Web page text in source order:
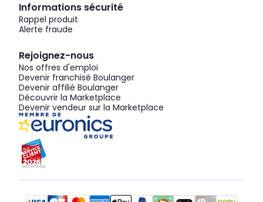
Informations sécurité
Rappel produit
Alerte fraude
Rejoignez-nous
Nos offres d'emploi
Devenir franchisé Boulanger
Devenir affilié Boulanger
Découvrir la Marketplace
Devenir vendeur sur la Marketplace